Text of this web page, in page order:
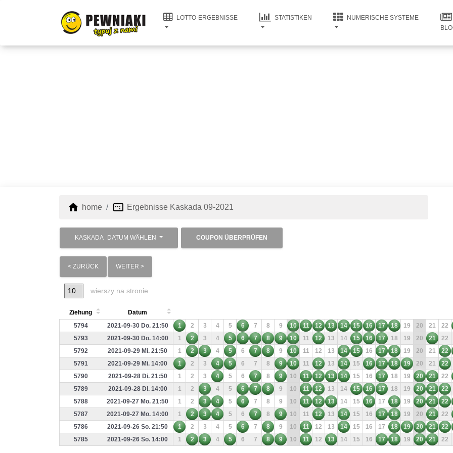
LOTTO-ERGEBNISSE STATISTIKEN
NUMERISCHE SYSTEME
home home image_aspect_ratio Ergebnisse Kaskada 09-2021
KASKADA DATUM WÄHLEN COUPON ÜBERPRÜFEN
< ZURÜCK WEITER >
wierszy na stronie
Ziehung
Datum
5794
2021-09-30 Do. 21:50 1 2 3 4 5 6 7 8 9 10 11 12 13 14 15 16 17 18 19 20 21 22
5793
2021-09-30 Do. 14:00 1 2 3 4 5 6 7 8 9 10 11 12 13 14 15 16 17 18 19 20 21 22
5792
2021-09-29 Mi. 21:50 1 2 3 4 5 6 7 8 9 10 11 12 13 14 15 16 17 18 19 20 21 22
5791
2021-09-29 Mi. 14:00 1 2 3 4 5 6 7 8 9 10 11 12 13 14 15 16 17 18 19 20 21 22
5790
2021-09-28 Di. 21:50 1 2 3 4 5 6 7 8 9 10 11 12 13 14 15 16 17 18 19 20 21 22
5789
2021-09-28 Di. 14:00 1 2 3 4 5 6 7 8 9 10 11 12 13 14 15 16 17 18 19 20 21 22
5788
2021-09-27 Mo. 21:50 1 2 3 4 5 6 7 8 9 10 11 12 13 14 15 16 17 18 19 20 21 22
5787
2021-09-27 Mo. 14:00 1 2 3 4 5 6 7 8 9 10 11 12 13 14 15 16 17 18 19 20 21 22
5786
2021-09-26 So. 21:50 1 2 3 4 5 6 7 8 9 10 11 12 13 14 15 16 17 18 19 20 21 22
5785
2021-09-26 So. 14:00 1 2 3 4 5 6 7 8 9 10 11 12 13 14 15 16 17 18 19 20 21 22